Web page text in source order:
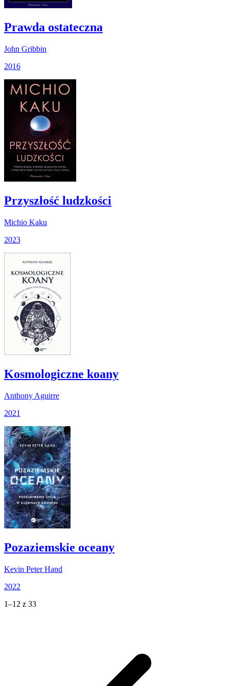
Prawda ostateczna
John Gribbin
2016
Przyszłość ludzkości
Michio Kaku
2023
Kosmologiczne koany
Anthony Aguirre
2021
Pozaziemskie oceany
Kevin Peter Hand
2022
1–12 z 33